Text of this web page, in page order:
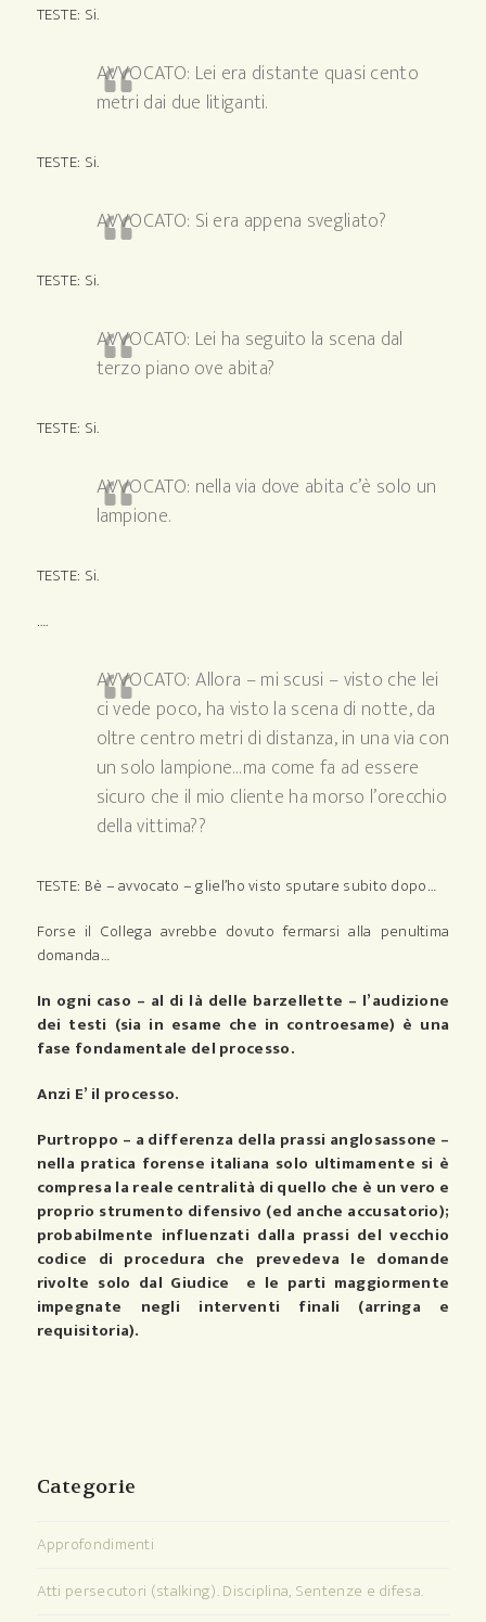
TESTE: Si.
AVVOCATO: Lei era distante quasi cento
metri dai due litiganti.
TESTE: Si.
AVVOCATO: Si era appena svegliato?
TESTE: Si.
AVVOCATO: Lei ha seguito la scena dal
terzo piano ove abita?
TESTE: Si.
AVVOCATO: nella via dove abita c’è solo un
lampione.
TESTE: Si.
….
AVVOCATO: Allora – mi scusi – visto che lei
ci vede poco, ha visto la scena di notte, da
oltre centro metri di distanza, in una via con
un solo lampione…ma come fa ad essere
sicuro che il mio cliente ha morso l’orecchio
della vittima??
TESTE: Bè – avvocato – gliel’ho visto sputare subito dopo…
Forse il Collega avrebbe dovuto fermarsi alla penultima
domanda…
In ogni caso – al di là delle barzellette – l’audizione
dei testi (sia in esame che in controesame) è una
fase fondamentale del processo.
Anzi E’ il processo.
Purtroppo – a differenza della prassi anglosassone –
nella pratica forense italiana solo ultimamente si è
compresa la reale centralità di quello che è un vero e
proprio strumento difensivo (ed anche accusatorio);
probabilmente influenzati dalla prassi del vecchio
codice di procedura che prevedeva le domande
rivolte solo dal Giudice e le parti maggiormente
impegnate negli interventi finali (arringa e
requisitoria).
Categorie
Approfondimenti
Atti persecutori (stalking). Disciplina, Sentenze e difesa.